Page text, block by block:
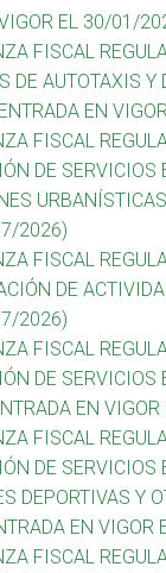
EL 30/01/
FISCAL
DE AUTOTAXIS Y
EN
FISCAL
DE SERVICIOS
2026)
FISCAL
DE
2026)
FISCAL
DE SERVICIOS
EN
FISCAL
DE SERVICIOS
DEPORTIVAS Y
EN
FISCAL